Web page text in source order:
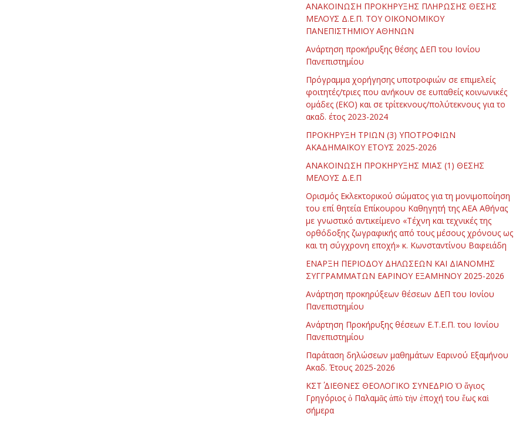
ΑΝΑΚΟΙΝΩΣΗ ΠΡΟΚΗΡΥΞΗΣ ΠΛΗΡΩΣΗΣ ΘΕΣΗΣ
ΜΕΛΟΥΣ Δ.Ε.Π. ΤΟΥ ΟΙΚΟΝΟΜΙΚΟΥ
ΠΑΝΕΠΙΣΤΗΜΙΟΥ ΑΘΗΝΩΝ
Ανάρτηση προκήρυξης θέσης ΔΕΠ του Ιονίου
Πανεπιστημίου
Πρόγραμμα χορήγησης υποτροφιών σε επιμελείς
φοιτητές/τριες που ανήκουν σε ευπαθείς κοινωνικές
ομάδες (ΕΚΟ) και σε τρίτεκνους/πολύτεκνους για το
ακαδ. έτος 2023-2024
ΠΡΟΚΗΡΥΞΗ ΤΡΙΩΝ (3) ΥΠΟΤΡΟΦΙΩΝ
ΑΚΑΔΗΜΑΪΚΟΥ ΕΤΟΥΣ 2025-2026
ΑΝΑΚΟΙΝΩΣΗ ΠΡΟΚΗΡΥΞΗΣ ΜΙΑΣ (1) ΘΕΣΗΣ
ΜΕΛΟΥΣ Δ.Ε.Π
Ορισμός Εκλεκτορικού σώματος για τη μονιμοποίηση
του επί θητεία Επίκουρου Καθηγητή της ΑΕΑ Αθήνας
με γνωστικό αντικείμενο «Τέχνη και τεχνικές της
ορθόδοξης ζωγραφικής από τους μέσους χρόνους ως
και τη σύγχρονη εποχή» κ. Κωνσταντίνου Βαφειάδη
ΕΝΑΡΞΗ ΠΕΡΙΟΔΟΥ ΔΗΛΩΣΕΩΝ ΚΑΙ ΔΙΑΝΟΜΗΣ
ΣΥΓΓΡΑΜΜΑΤΩΝ ΕΑΡΙΝΟΥ ΕΞΑΜΗΝΟΥ 2025-2026
Ανάρτηση προκηρύξεων θέσεων ΔΕΠ του Ιονίου
Πανεπιστημίου
Ανάρτηση Προκήρυξης θέσεων Ε.Τ.Ε.Π. του Ιονίου
Πανεπιστημίου
Παράταση δηλώσεων μαθημάτων Εαρινού Εξαμήνου
Ακαδ. Έτους 2025-2026
ΚΣΤ΄ ΔΙΕΘΝΕΣ ΘΕΟΛΟΓΙΚΟ ΣΥΝΕΔΡΙΟ Ὁ ἅγιος
Γρηγόριος ὁ Παλαμᾶς ἀπὸ τὴν ἐποχή του ἕως καὶ
σήμερα